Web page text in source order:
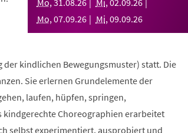
Mo,31.08.26 Mi,02.09.26
Mo,07.09.26 Mi,09.09.26
kindlichen Bewegungsmuster) statt. Die
Sie erlernen Grundelemente der
laufen, hüpfen, springen,
Choreographien erarbeitet
selbst experimentiert, ausprobiert und